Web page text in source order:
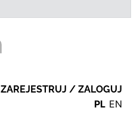
ZAREJESTRUJ / ZALOGUJ
PL EN